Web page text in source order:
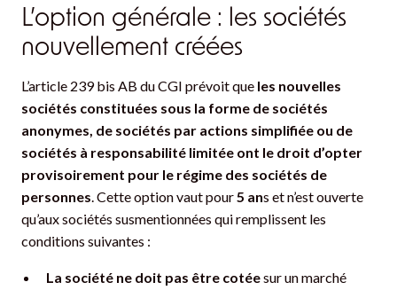
L’option générale : les sociétés
nouvellement créées
L’article 239 bis AB du CGI prévoit que les nouvelles
sociétés constituées sous la forme de sociétés
anonymes, de sociétés par actions simplifiée ou de
sociétés à responsabilité limitée ont le droit d’opter
provisoirement pour le régime des sociétés de
personnes. Cette option vaut pour5 ans et n’est ouverte
qu’aux sociétés susmentionnées qui remplissent les
conditions suivantes :
La société ne doit pas être cotéesur un marché